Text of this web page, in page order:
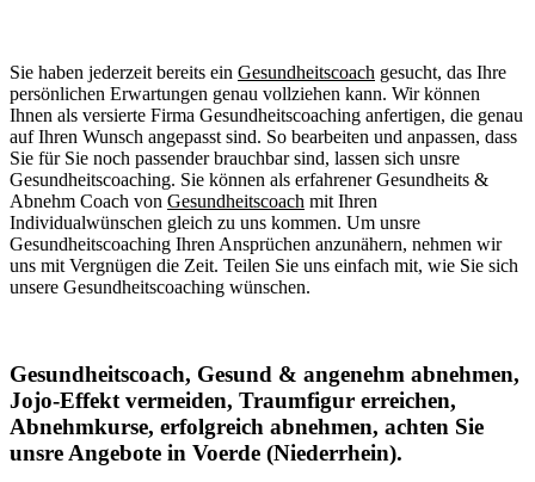
Sie haben jederzeit bereits ein Gesundheitscoach gesucht, das Ihre
persönlichen Erwartungen genau vollziehen kann. Wir können
Ihnen als versierte Firma Gesundheitscoaching anfertigen, die genau
auf Ihren Wunsch angepasst sind. So bearbeiten und anpassen, dass
Sie für Sie noch passender brauchbar sind, lassen sich unsre
Gesundheitscoaching. Sie können als erfahrener Gesundheits &
Abnehm Coach von Gesundheitscoach mit Ihren
Individualwünschen gleich zu uns kommen. Um unsre
Gesundheitscoaching Ihren Ansprüchen anzunähern, nehmen wir
uns mit Vergnügen die Zeit. Teilen Sie uns einfach mit, wie Sie sich
unsere Gesundheitscoaching wünschen.
Gesundheitscoach, Gesund & angenehm abnehmen,
Jojo-Effekt vermeiden, Traumfigur erreichen,
Abnehmkurse, erfolgreich abnehmen, achten Sie
unsre Angebote in Voerde (Niederrhein).